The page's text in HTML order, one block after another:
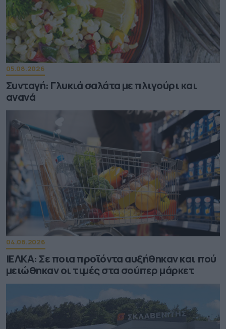
05.08.2026
Συνταγή: Γλυκιά σαλάτα με πλιγούρι και
ανανά
04.08.2026
ΙΕΛΚΑ: Σε ποια προϊόντα αυξήθηκαν και πού
μειώθηκαν οι τιμές στα σούπερ μάρκετ